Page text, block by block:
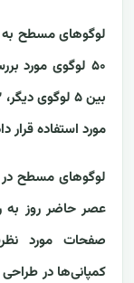
لوگوهای مسطح به
مورد استفاده قرار
لوگوهای مسطح در
عصر حاضر روز به
صفحات مورد
کمپانی‌ها در